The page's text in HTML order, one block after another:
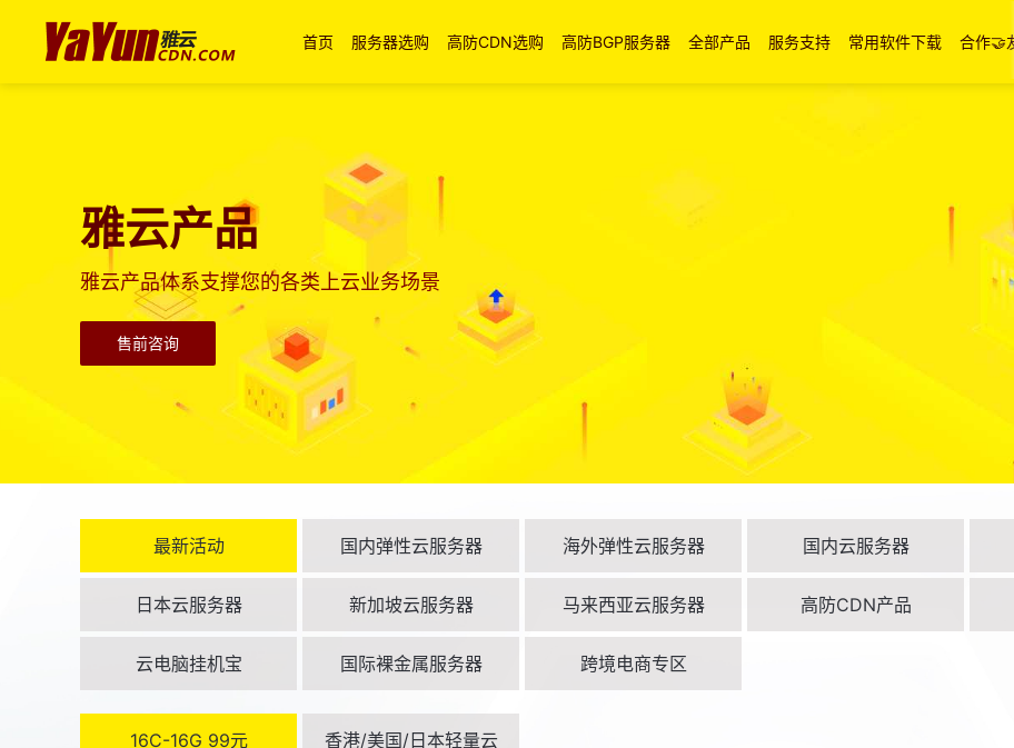
首页 服务器选购 高防CDN选购 高防BGP服务器 全部产品 服务支持 常用软件下载 合作🤝
雅云产品
雅云产品体系支撑您的各类上云业务场景
售前咨询
最新活动 国内弹性云服务器 海外弹性云服务器 国内云服务器
日本云服务器 新加坡云服务器 马来西亚云服务器 高防CDN产品
云电脑挂机宝 国际裸金属服务器 跨境电商专区
16C-16G 99元 香港/美国/日本轻量云